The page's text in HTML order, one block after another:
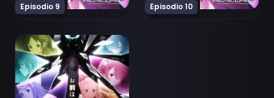
Episodio 9 Episodio 10
Ver Re:Zero kara Hajimeru Isekai Seikatsu 4th Season